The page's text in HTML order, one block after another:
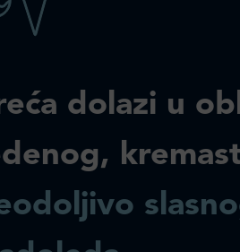
dolazi u